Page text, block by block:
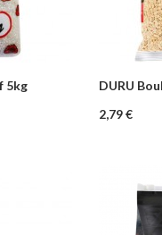
5kg
panier
DURU
Prix
2,79 €
–